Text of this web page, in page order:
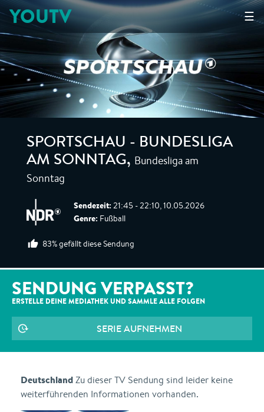
☰
YOUTV
SPORTSCHAU - BUNDESLIGA
AM SONNTAG, Bundesliga am
Sonntag
Sendezeit: 21:45 - 22:10, 10.05.2026
Genre: Fußball
83% gefällt diese Sendung
SENDUNG VERPASST?
ERSTELLE DEINE MEDIATHEK UND SAMMLE ALLE FOLGEN
SERIE AUFNEHMEN
DeutschlandZu dieser TV Sendung sind leider keine
weiterführenden Informationen vorhanden.